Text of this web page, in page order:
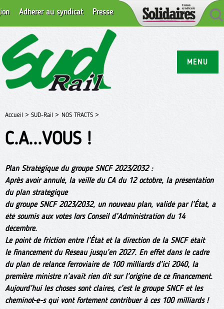
MENU
Adhérer au syndicat Presse
Accueil > SUD-Rail > NOS TRACTS >
C.A...VOUS !
Plan Stratégique du groupe SNCF 2023/2032 :
Après avoir annulé, la veille du CA du 12 octobre, la présentation
du plan stratégique
du groupe SNCF 2023/2032, un nouveau plan, validé par l’État, a
été soumis aux votes lors Conseil d’Administration du 14
décembre.
Le point de friction entre l’État et la direction de la SNCF était
le financement du Réseau jusqu’en 2027. En effet dans le cadre
du plan de relance ferroviaire de 100 milliards d’ici 2040, la
première ministre n’avait rien dit sur l’origine de ce financement.
Aujourd’hui les choses sont claires, c’est le groupe SNCF et les
cheminot-e-s qui vont fortement contribuer à ces 100 milliards !